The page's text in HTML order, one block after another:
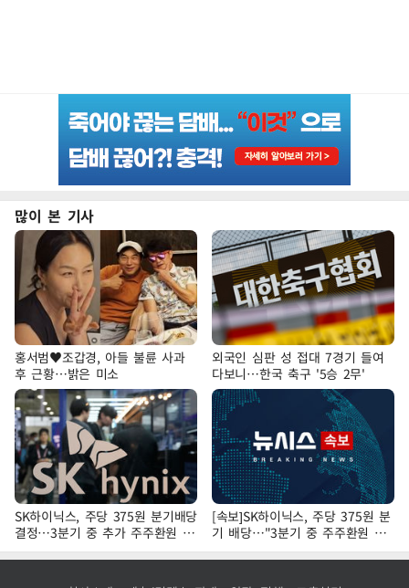
많이 본 기사
홍서범♥조갑경, 아들 불륜 사과
후 근황…밝은 미소
외국인 심판 성 접대 7경기 들여
다보니…한국 축구 '5승 2무'
SK하이닉스, 주당 375원 분기배당
결정…3분기 중 추가 주주환원 발
표
[속보]SK하이닉스, 주당 375원 분
기 배당…"3분기 중 주주환원 방
안 확정"